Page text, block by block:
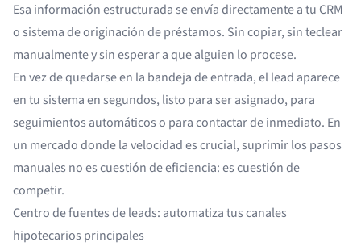
Esa información estructurada se envía directamente a tu CRM
o sistema de originación de préstamos. Sin copiar, sin teclear
manualmente y sin esperar a que alguien lo procese.
En vez de quedarse en la bandeja de entrada, el lead aparece
en tu sistema en segundos, listo para ser asignado, para
seguimientos automáticos o para contactar de inmediato. En
un mercado donde la velocidad es crucial, suprimir los pasos
manuales no es cuestión de eficiencia: es cuestión de
competir.
Centro de fuentes de leads: automatiza tus canales
hipotecarios principales